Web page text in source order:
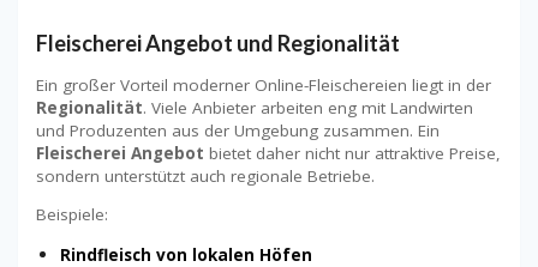
Fleischerei Angebot und Regionalität
Ein großer Vorteil moderner Online-Fleischereien liegt in der
Regionalität. Viele Anbieter arbeiten eng mit Landwirten
und Produzenten aus der Umgebung zusammen. Ein
Fleischerei Angebot bietet daher nicht nur attraktive Preise,
sondern unterstützt auch regionale Betriebe.
Beispiele:
Rindfleisch von lokalen Höfen